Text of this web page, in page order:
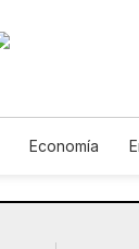
Economía